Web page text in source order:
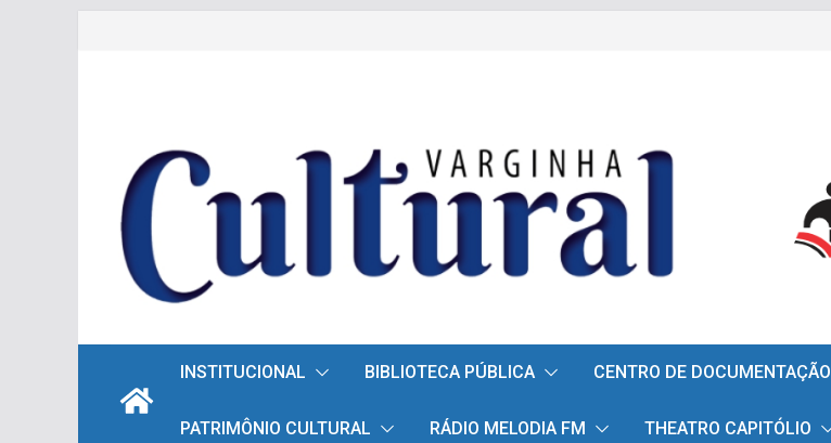
INSTITUCIONAL BIBLIOTECA PÚBLICA CENTRO DE DOCUMENTAÇÃO
PATRIMÔNIO CULTURAL RÁDIO MELODIA FM THEATRO CAPITÓLIO